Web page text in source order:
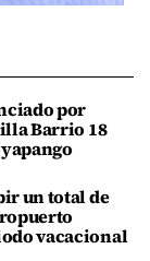
por
Barrio 18
un total de
vacacional